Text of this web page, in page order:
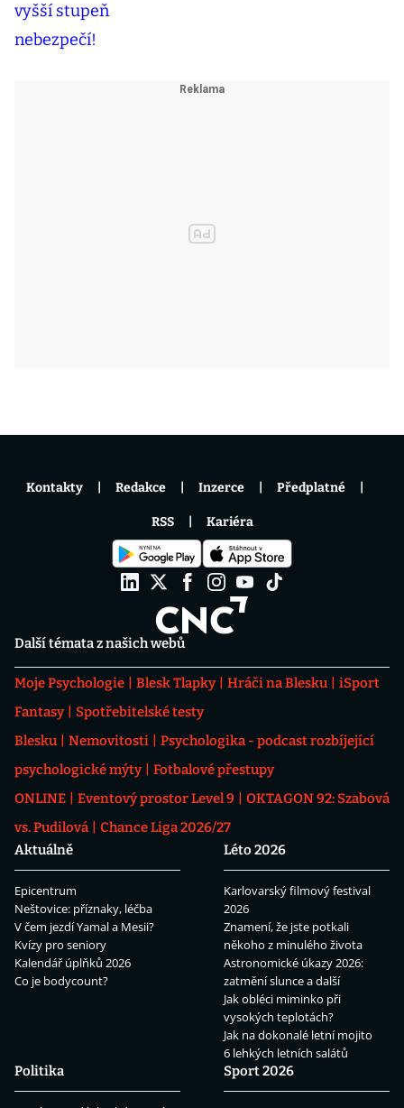
Další témata z našich webů
Moje Psychologie Blesk Tlapky Hráči na Blesku
iSport
Fantasy
Spotřebitelské testy
Blesku
Nemovitosti
Psychologika - podcast rozbíjející
psychologické mýty
Fotbalové přestupy
ONLINE
Eventový prostor Level 9
OKTAGON 92: Szabová
vs. Pudilová
Chance Liga 2026/27
Aktuálně
Epicentrum
Neštovice: příznaky, léčba
V čem jezdí Yamal a Mesii?
Kvízy pro seniory
Kalendář úplňků 2026
Co je bodycount?
Léto 2026
Karlovarský filmový festival
2026
Znamení, že jste potkali
někoho z minulého života
Astronomické úkazy 2026:
zatmění slunce a další
Jak obléci miminko při
vysokých teplotách?
Jak na dokonalé letní mojito
6 lehkých letních salátů
Politika
Sport 2026
Kontakty Redakce Inzerce Předplatné
RSS Kariéra